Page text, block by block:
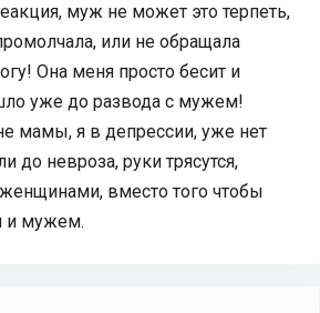
муж не может это терпеть,
или не обращала
Она меня просто бесит и
уже до развода с мужем!
мамы, я в депрессии, уже нет
до невроза, руки трясутся,
вместо того чтобы
и мужем.